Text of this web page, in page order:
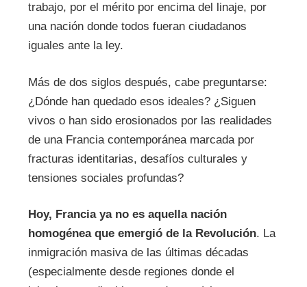
trabajo, por el mérito por encima del linaje, por
una nación donde todos fueran ciudadanos
iguales ante la ley.
Más de dos siglos después, cabe preguntarse:
¿Dónde han quedado esos ideales? ¿Siguen
vivos o han sido erosionados por las realidades
de una Francia contemporánea marcada por
fracturas identitarias, desafíos culturales y
tensiones sociales profundas?
Hoy, Francia ya no es aquella nación
homogénea que emergió de la Revolución. La
inmigración masiva de las últimas décadas
(especialmente desde regiones donde el